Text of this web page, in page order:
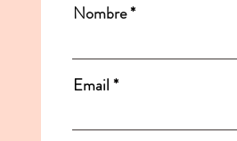
Nombre
Email